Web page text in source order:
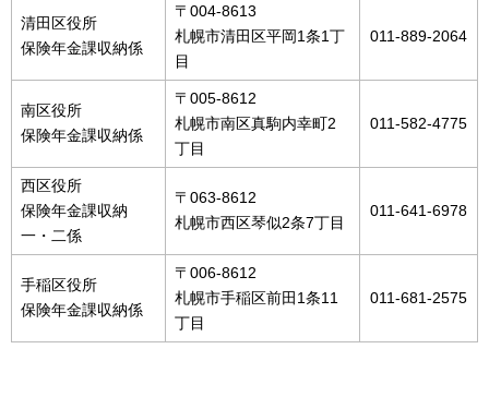
清田区役所
保険年金課収納係
〒004-8613
札幌市清田区平岡1条1丁
目
011-889-2064
南区役所
保険年金課収納係
〒005-8612
札幌市南区真駒内幸町2
丁目
011-582-4775
西区役所
保険年金課収納
一・二係
〒063-8612
札幌市西区琴似2条7丁目
011-641-6978
手稲区役所
保険年金課収納係
〒006-8612
札幌市手稲区前田1条11
丁目
011-681-2575